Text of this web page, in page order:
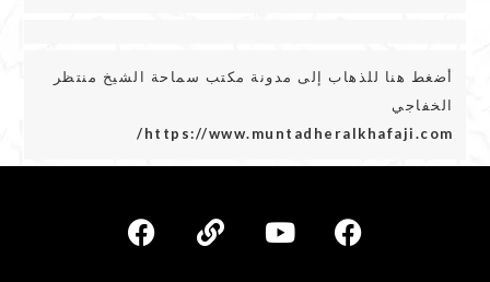
أضغط هنا للذهاب إلى مدونة مكتب سماحة الشيخ منتظر
الخفاجي
https://www.muntadheralkhafaji.com/